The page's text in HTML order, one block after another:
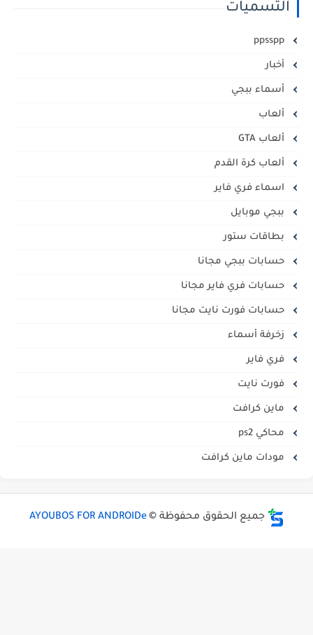
التسميات
ppsspp
أخبار
أسماء ببجي
ألعاب
ألعاب GTA
ألعاب كرة القدم
اسماء فري فاير
ببجي موبايل
بطاقات ستور
حسابات ببجي مجانا
حسابات فري فاير مجانا
حسابات فورت نايت مجانا
زخرفة أسماء
فري فاير
فورت نايت
ماين كرافت
محاكي ps2
مودات ماين كرافت
جميع الحقوق محفوظة © AYOUBOS FOR ANDROIDe